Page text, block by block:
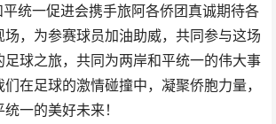
一促进会携手旅阿各侨团真诚期待各
场，为参赛球员加油助威，共同参与这场
足球之旅，共同为两岸和平统一的伟大事
在足球的激情碰撞中，凝聚侨胞力量，
一的美好未来！